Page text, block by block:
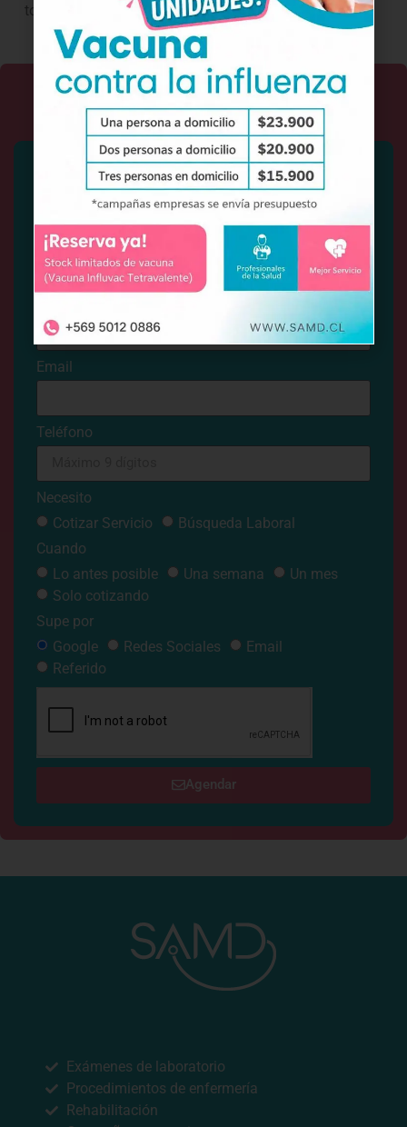
todos sus colaboradores.
Solicita tu servicio
¿Qué servicio necesitas?
¿Cuál es tu comuna?
Email
Teléfono
Necesito
Cotizar Servicio
Búsqueda Laboral
Cuando
Lo antes posible
Una semana
Un mes
Solo cotizando
Supe por
Google
Redes Sociales
Email
Referido
Agendar
Exámenes de laboratorio
Procedimientos de enfermería
Rehabilitación